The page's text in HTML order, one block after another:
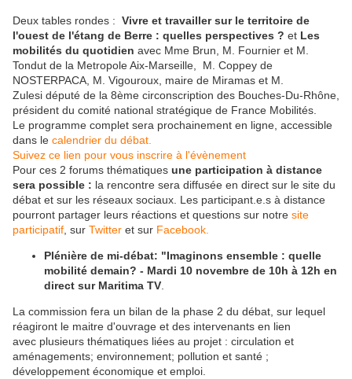
Deux tables rondes : Vivre et travailler sur le territoire de
l'ouest de l'étang de Berre : quelles perspectives ? et Les
mobilités du quotidien avec Mme Brun, M. Fournier et M.
Tondut de la Metropole Aix-Marseille, M. Coppey de
NOSTERPACA, M. Vigouroux, maire de Miramas et M.
Zulesi député de la 8ème circonscription des Bouches-Du-Rhône,
président du comité national stratégique de France Mobilités.
Le programme complet sera prochainement en ligne, accessible
dans le calendrier du débat.
Suivez ce lien pour vous inscrire à l'évènement
Pour ces 2 forums thématiques une participation à distance
sera possible : la rencontre sera diffusée en direct sur le site du
débat et sur les réseaux sociaux. Les participant.e.s à distance
pourront partager leurs réactions et questions sur notre site
participatif , sur Twitter et sur Facebook.
Plénière de mi-débat: "Imaginons ensemble : quelle
mobilité demain? - Mardi 10 novembre de 10h à 12h en
direct sur Maritima TV
La commission fera un bilan de la phase 2 du débat, sur lequel
réagiront le maitre d'ouvrage et des intervenants en lien
avec plusieurs thématiques liées au projet : circulation et
aménagements; environnement; pollution et santé ;
développement économique et emploi.